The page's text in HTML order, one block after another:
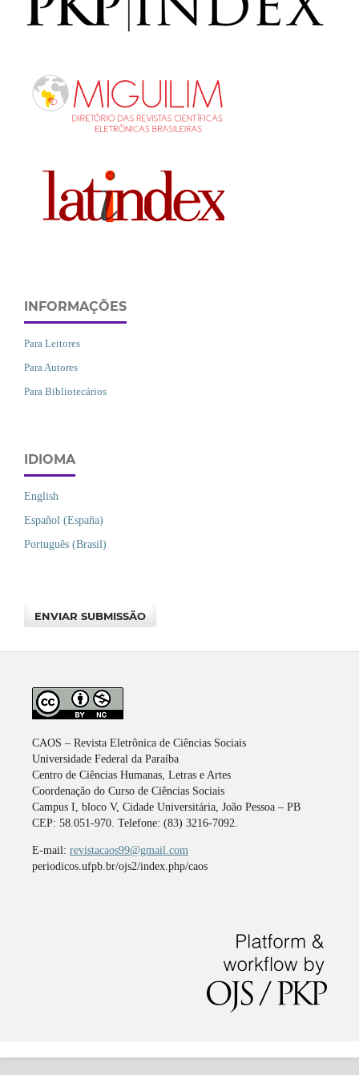
INFORMAÇÕES
Para Leitores
Para Autores
Para Bibliotecários
IDIOMA
English
Español (España)
Português (Brasil)
ENVIAR SUBMISSÃO
CAOS – Revista Eletrônica de Ciências Sociais
Universidade Federal da Paraíba
Centro de Ciências Humanas, Letras e Artes
Coordenação do Curso de Ciências Sociais
Campus I, bloco V, Cidade Universitária, João Pessoa – PB
CEP: 58.051-970. Telefone: (83) 3216-7092.
E-mail: revistacaos99@gmail.com
periodicos.ufpb.br/ojs2/index.php/caos